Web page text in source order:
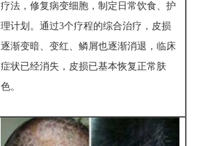
疗法，修复病变细胞，制定日常饮食、护
理计划。通过3个疗程的综合治疗，皮损
逐渐变暗、变红、鳞屑也逐渐消退，临床
症状已经消失，皮损已基本恢复正常肤
色。